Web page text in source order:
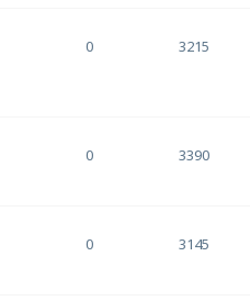
0 3215
0 3390
0 3145